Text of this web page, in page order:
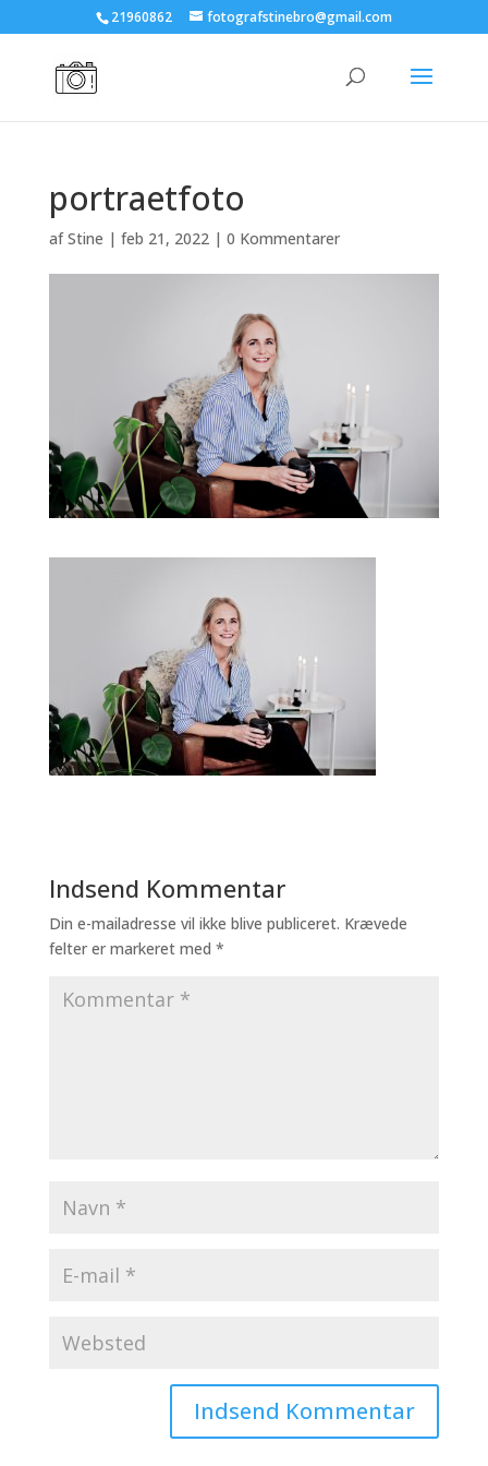
21960862 fotografstinebro@gmail.com
portraetfoto
afStine | feb 21, 2022| 0 Kommentarer
Indsend Kommentar
Din e-mailadresse vil ikke blive publiceret. Krævede
felter er markeret med *